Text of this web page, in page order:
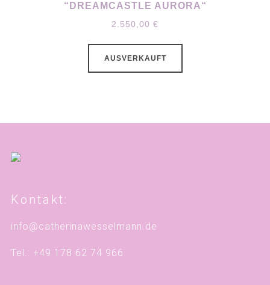
“DREAMCASTLE AURORA“
2.550,00 €
AUSVERKAUFT
Kontakt:
info@catherinawesselmann.de
Tel.: +49 178 62 74 966